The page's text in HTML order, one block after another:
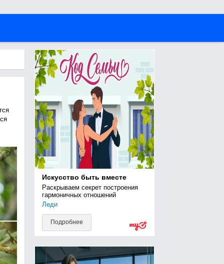
Искусство быть вместе
Раскрываем секрет построения
гармоничных отношений
Леди
Подробнее